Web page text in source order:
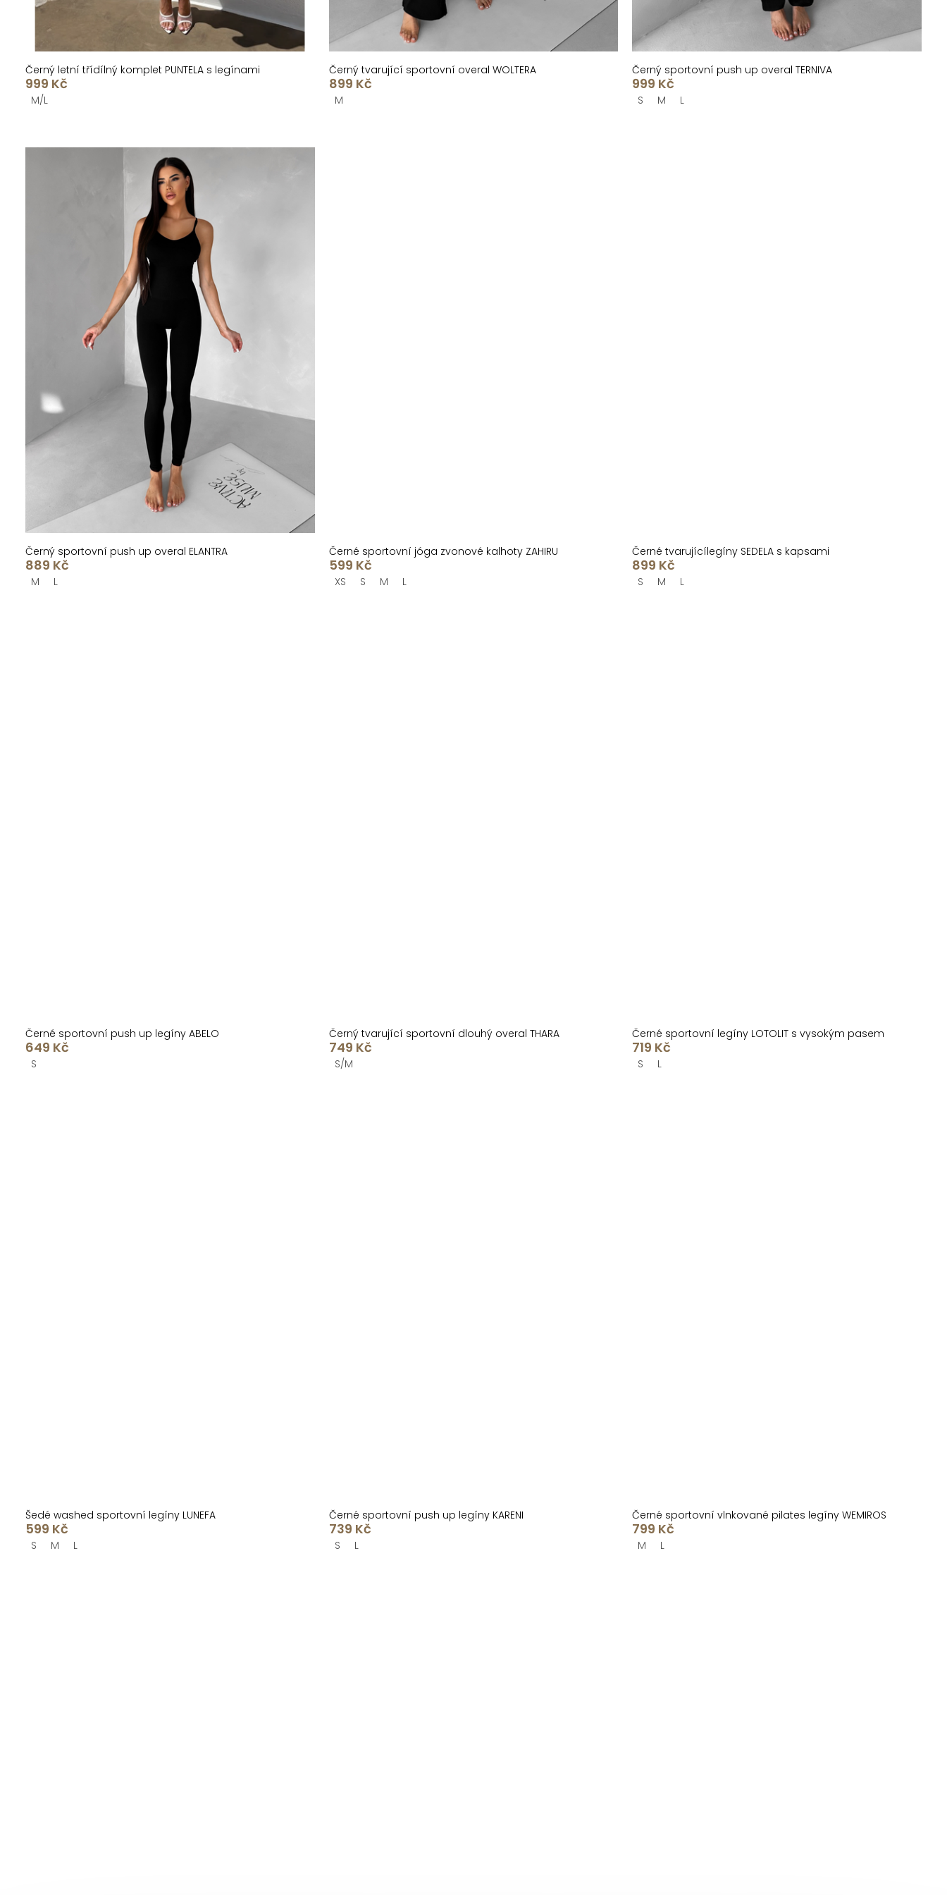
Černý letní třídílný komplet PUNTELA s legínami
999 Kč
M/L
Černý tvarující sportovní overal WOLTERA
899 Kč
M
Černý sportovní push up overal TERNIVA
999 Kč
S M L
Černý sportovní push up overal ELANTRA
889 Kč
M L
Černé sportovní jóga zvonové kalhoty ZAHIRU
599 Kč
XS S M L
Černé tvarujícílegíny SEDELA s kapsami
899 Kč
S M L
Černé sportovní push up legíny ABELO
649 Kč
S
Černý tvarující sportovní dlouhý overal THARA
749 Kč
S/M
Černé sportovní legíny LOTOLIT s vysokým pasem
719 Kč
S L
Šedé washed sportovní legíny LUNEFA
599 Kč
S M L
Černé sportovní push up legíny KARENI
739 Kč
S L
Černé sportovní vlnkované pilates legíny WEMIROS
799 Kč
M L